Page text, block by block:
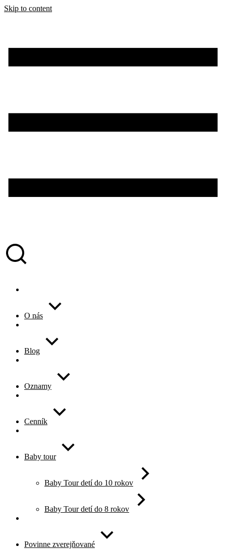
Skip to content
O nás
Blog
Oznamy
Cenník
Baby tour
Baby Tour detí do 10 rokov
Baby Tour detí do 8 rokov
Povinne zverejňované